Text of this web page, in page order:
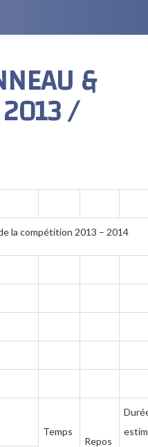
&
2013 /
la compétition 2013 – 2014
Temps
Repos